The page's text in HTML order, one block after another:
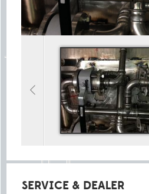
SERVICE & DEALER